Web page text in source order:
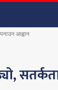
आह्वान